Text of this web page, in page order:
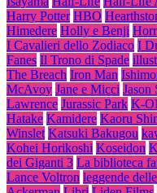
Harry Potter HBO
Himedere Holly e Benji
I Cavalieri dello Zodiaco I
Fanes Il Trono di Spade
The Breach Iron Man
McAvoy Jane e Micci Jason
Lawrence Jurassic Park K-
Hatake Kamidere Kaoru
Winslet Katsuki Bakugou
Kohei Horikoshi Koseidon
dei Giganti 3 La biblioteca
Lance Voltron leggende